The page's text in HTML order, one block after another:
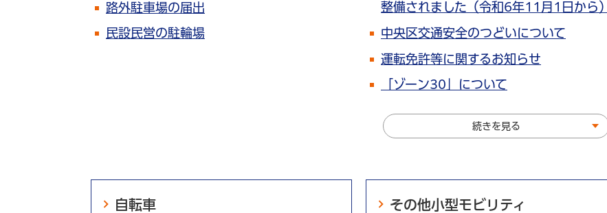
路外駐車場の届出
民設民営の駐輪場
整備されました（令和6年11月1日から）
中央区交通安全のつどいについて
運転免許等に関するお知らせ
「ゾーン30」について
続きを見る
自転車 その他小型モビリティ